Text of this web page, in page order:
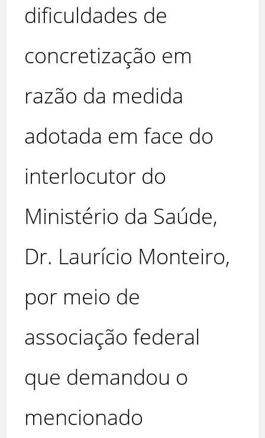
dificuldades de
concretização em
razão da medida
adotada em face do
interlocutor do
Ministério da Saúde,
Dr. Laurício Monteiro,
por meio de
associação federal
que demandou o
mencionado